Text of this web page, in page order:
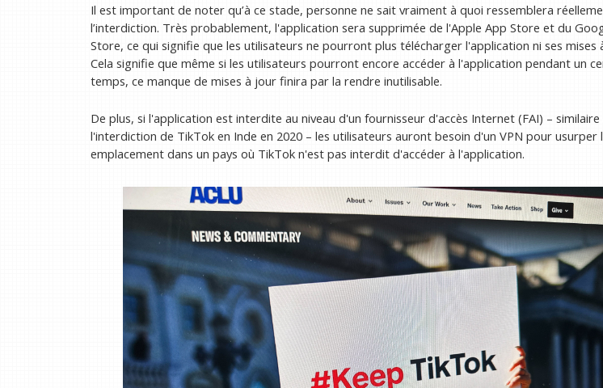
Il est important de noter qu’à ce stade, personne ne sait vraiment à quoi ressemblera
l’interdiction. Très probablement, l'application sera supprimée de l'Apple App Store et du
Store, ce qui signifie que les utilisateurs ne pourront plus télécharger l'application ni ses mises
Cela signifie que même si les utilisateurs pourront encore accéder à l'application pendant un
temps, ce manque de mises à jour finira par la rendre inutilisable.
De plus, si l'application est interdite au niveau d'un fournisseur d'accès Internet (FAI) – similaire
l'interdiction de TikTok en Inde en 2020 – les utilisateurs auront besoin d'un VPN pour usurper
emplacement dans un pays où TikTok n'est pas interdit d'accéder à l'application.